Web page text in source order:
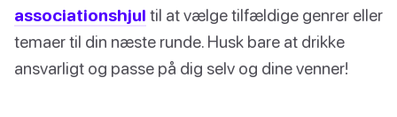
associationshjul til at vælge tilfældige genrer eller
temaer til din næste runde. Husk bare at drikke
ansvarligt og passe på dig selv og dine venner!